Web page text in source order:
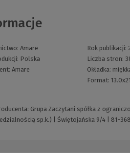
Amare
Polska
Amare
Rok publikacji:
Liczba stron:
Okładka:
Format:
Grupa Zaczytani spółka z
sp.k.) | Świętojańska 9/4 | 81-